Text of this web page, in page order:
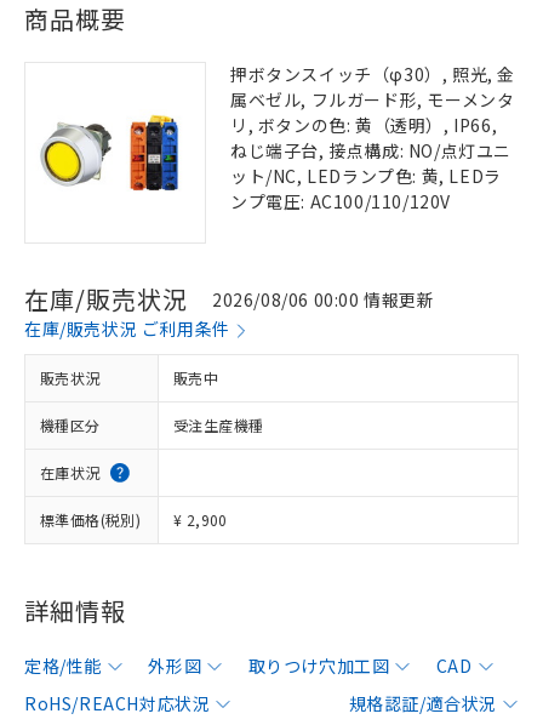
商品概要
押ボタンスイッチ（φ30）, 照光, 金
属ベゼル, フルガード形, モーメンタ
リ, ボタンの色: 黄（透明）, IP66,
ねじ端子台, 接点構成: NO/点灯ユニ
ット/NC, LEDランプ色: 黄, LEDラ
ンプ電圧: AC100/110/120V
在庫/販売状況
2026/08/06 00:00 情報更新
在庫/販売状況 ご利用条件
販売状況 販売中
機種区分 受注生産機種
在庫状況
標準価格(税別) ¥ 2,900
詳細情報
定格/性能 外形図 取りつけ穴加工図
CAD
RoHS/REACH対応状況
規格認証/適合状況